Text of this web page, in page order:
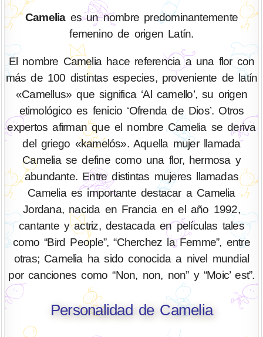
Cameliaes un nombre predominantemente
femenino de origen Latín.
El nombre Camelia hace referencia a una flor con
más de 100 distintas especies, proveniente de latín
«Camellus» que significa ‘Al camello’, su origen
etimológico es fenicio ‘Ofrenda de Dios’. Otros
expertos afirman que el nombre Camelia se deriva
del griego «kamelós». Aquella mujer llamada
Camelia se define como una flor, hermosa y
abundante. Entre distintas mujeres llamadas
Camelia es importante destacar a Camelia
Jordana, nacida en Francia en el año 1992,
cantante y actriz, destacada en películas tales
como “Bird People”, “Cherchez la Femme”, entre
otras; Camelia ha sido conocida a nivel mundial
por canciones como “Non, non, non” y “Moic’ est”.
Personalidad de Camelia